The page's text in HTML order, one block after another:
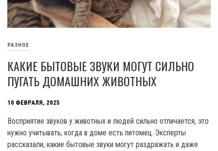
РАЗНОЕ
КАКИЕ БЫТОВЫЕ ЗВУКИ МОГУТ СИЛЬНО
ПУГАТЬ ДОМАШНИХ ЖИВОТНЫХ
10 ФЕВРАЛЯ, 2025
Восприятие звуков у животных и людей сильно отличается, это
нужно учитывать, когда в доме есть питомец. Эксперты
рассказали, какие бытовые звуки могут раздражать и даже